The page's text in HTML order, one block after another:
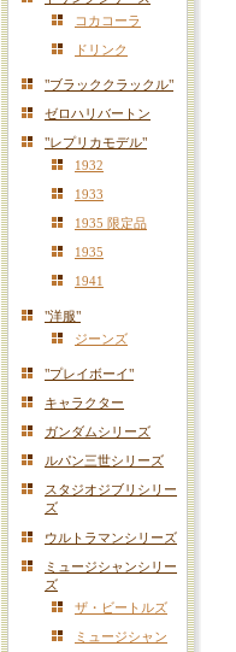
コカコーラ
ドリンク
"ブラッククラックル"
ゼロハリバートン
"レプリカモデル"
1932
1933
1935 限定品
1935
1941
"洋服"
ジーンズ
"プレイボーイ"
キャラクター
ガンダムシリーズ
ルパン三世シリーズ
スタジオジブリシリー
ズ
ウルトラマンシリーズ
ミュージシャンシリー
ズ
ザ・ビートルズ
ミュージシャン